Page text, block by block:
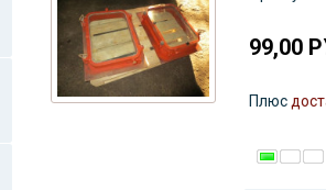
99,00
Плюс